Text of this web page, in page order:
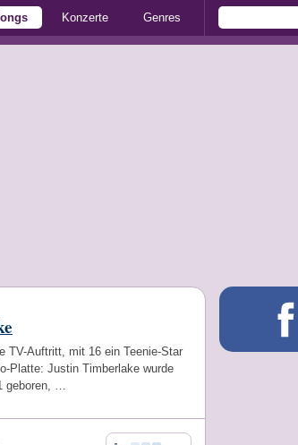
Konzerte Genres
TV-Auftritt, mit 16 ein Teenie-Star
Platte: Justin Timberlake wurde
geboren, …